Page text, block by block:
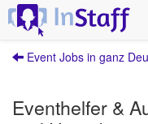
Event Jobs in ganz
Eventhelfer &